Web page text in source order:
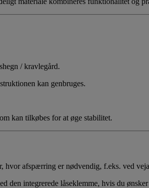
/ kravlegård.
kan genbruges.
kan tilkøbes for at øge stabilitet.
hvor afspærring er nødvendig, f.eks. ved
den integrerede låseklemme, hvis du